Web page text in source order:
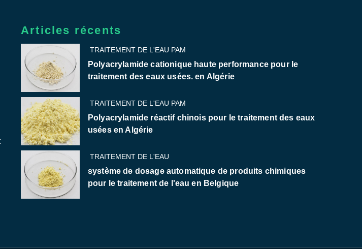
Articles récents
TRAITEMENT DE L'EAU PAM
Polyacrylamide cationique haute performance pour le
traitement des eaux usées. en Algérie
TRAITEMENT DE L'EAU PAM
Polyacrylamide réactif chinois pour le traitement des eaux
usées en Algérie
TRAITEMENT DE L'EAU
système de dosage automatique de produits chimiques
pour le traitement de l'eau en Belgique